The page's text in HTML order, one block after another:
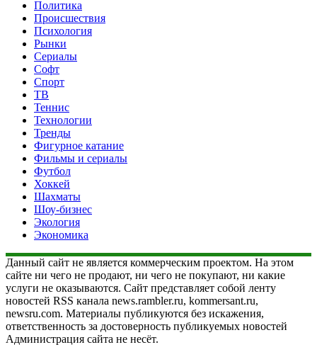
Политика
Происшествия
Психология
Рынки
Сериалы
Софт
Спорт
ТВ
Теннис
Технологии
Тренды
Фигурное катание
Фильмы и сериалы
Футбол
Хоккей
Шахматы
Шоу-бизнес
Экология
Экономика
Данный сайт не является коммерческим проектом. На этом
сайте ни чего не продают, ни чего не покупают, ни какие
услуги не оказываются. Сайт представляет собой ленту
новостей RSS канала news.rambler.ru, kommersant.ru,
newsru.com. Материалы публикуются без искажения,
ответственность за достоверность публикуемых новостей
Администрация сайта не несёт.